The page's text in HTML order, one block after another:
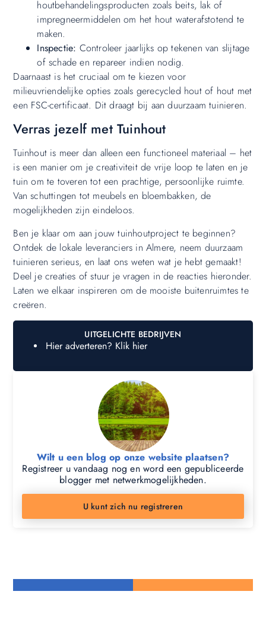
houtbehandelingsproducten zoals beits, lak of
impregneermiddelen om het hout waterafstotend te
maken.
Inspectie: Controleer jaarlijks op tekenen van slijtage
of schade en repareer indien nodig.
Daarnaast is het cruciaal om te kiezen voor
milieuvriendelijke opties zoals gerecycled hout of hout met
een FSC-certificaat. Dit draagt bij aan duurzaam tuinieren.
Verras jezelf met Tuinhout
Tuinhout is meer dan alleen een functioneel materiaal – het
is een manier om je creativiteit de vrije loop te laten en je
tuin om te toveren tot een prachtige, persoonlijke ruimte.
Van schuttingen tot meubels en bloembakken, de
mogelijkheden zijn eindeloos.
Ben je klaar om aan jouw tuinhoutproject te beginnen?
Ontdek de lokale leveranciers in Almere, neem duurzaam
tuinieren serieus, en laat ons weten wat je hebt gemaakt!
Deel je creaties of stuur je vragen in de reacties hieronder.
Laten we elkaar inspireren om de mooiste buitenruimtes te
creëren.
UITGELICHTE BEDRIJVEN
Hier adverteren? Klik hier
Wilt u een blog op onze website plaatsen?
Registreer u vandaag nog en word een gepubliceerde
blogger met netwerkmogelijkheden.
U kunt zich nu registreren